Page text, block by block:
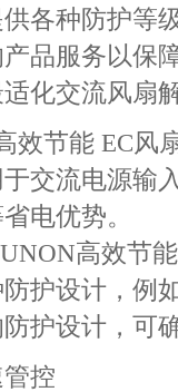
各种防护等
品服务以保
化交流风扇
效节能 EC风
交流电源输
电优势。
高效节
护设计，例
护设计，可
控